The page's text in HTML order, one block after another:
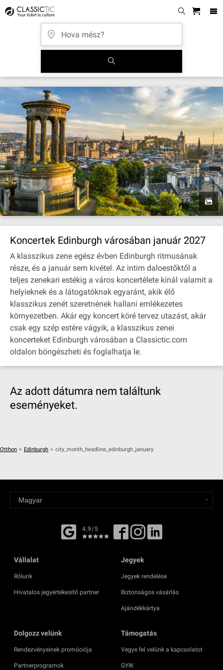
Koncertek Edinburgh városában január 2027
A klasszikus zene egész évben Edinburgh ritmusának
része, és a január sem kivétel. Az intim daloestőktől a
teljes zenekari estékig a város koncertélete kínál valamit a
helyieknek és a látogatóknak egyaránt, akik élő
klasszikus zenét szeretnének hallani emlékezetes
környezetben. Akár egy koncert köré tervez utazást, akár
csak egy szép estére vágyik, a klasszikus zenei
koncerteket Edinburgh városában a Classictic.com
oldalon böngészheti és foglalhatja le.
Az adott dátumra nem találtunk
eseményeket.
Otthon > Edinburgh > city_month_headline_edinburgh_january
4,9/5
Vállalat
Rólunk
Hivatalos jegyértékesítő partner
Jegyek
Jegyek rendelése
Biztonságos vásárlás
Ajándékkártya
Dolgozz velünk
Rendezvényeinek promóciója
Partnerprogramok
Támogatás
Vegye fel velünk a kapcsolatot
GYIK